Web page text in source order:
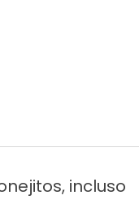
incluso